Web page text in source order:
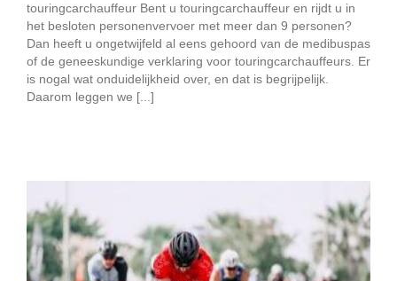
touringcarchauffeur Bent u touringcarchauffeur en rijdt u in
het besloten personenvervoer met meer dan 9 personen?
Dan heeft u ongetwijfeld al eens gehoord van de medibuspas
of de geneeskundige verklaring voor touringcarchauffeurs. Er
is nogal wat onduidelijkheid over, en dat is begrijpelijk.
Daarom leggen we [...]